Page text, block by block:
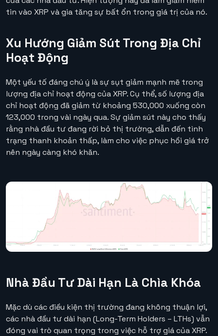
tin vào XRP và gia tăng sự bất ổn trong giá trị của nó.
Xu Hướng Giảm Sút Trong Địa Chỉ
Hoạt Động
Một yếu tố đáng chú ý là sự sụt giảm mạnh mẽ trong
lượng địa chỉ hoạt động của XRP. Cụ thể, số lượng địa
chỉ hoạt động đã giảm từ khoảng 530,000 xuống còn
123,000 trong vài ngày qua. Sự giảm sút này cho thấy
rằng nhà đầu tư đang rời bỏ thị trường, dẫn đến tình
trạng thanh khoản thấp, làm cho việc phục hồi giá trở
nên ngày càng khó khăn.
Nhà Đầu Tư Dài Hạn Là Chìa Khóa
Mặc dù các điều kiện thị trường đang không thuận lợi,
các nhà đầu tư dài hạn (Long-Term Holders – LTHs) vẫn
đóng vai trò quan trọng trong việc hỗ trợ giá của XRP.